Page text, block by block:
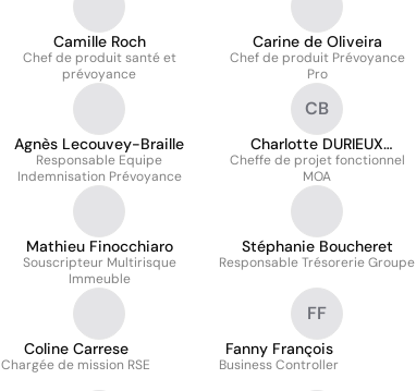
Camille Roch
Chef de produit santé et
prévoyance
Carine de Oliveira
Chef de produit Prévoyance
Pro
Agnès Lecouvey-Braille
Responsable Equipe
Indemnisation Prévoyance
CB
Charlotte DURIEUX
BRINGARD
Cheffe de projet fonctionnel
MOA
Mathieu Finocchiaro
Souscripteur Multirisque
Immeuble
Stéphanie Boucheret
Responsable Trésorerie Groupe
Coline Carrese
Chargée de mission RSE
FF
Fanny François
Business Controller